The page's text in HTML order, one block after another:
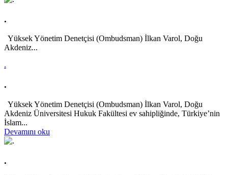
.
Yüksek Yönetim Denetçisi (Ombudsman) İlkan Varol, Doğu
Akdeniz...
.
.
Yüksek Yönetim Denetçisi (Ombudsman) İlkan Varol, Doğu
Akdeniz Üniversitesi Hukuk Fakültesi ev sahipliğinde, Türkiye’nin
İslam...
Devamını oku
.